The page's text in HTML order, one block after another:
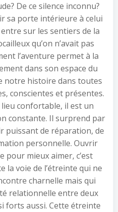
De ce silence inconnu?
sa porte intérieure à celui
sur les sentiers de la
qu’on n’avait pas
l’aventure permet à la
dans son espace du
notre histoire dans toutes
conscientes et présentes.
lieu confortable, il est un
constante. Il surprend par
puissant de réparation, de
personnelle. Ouvrir
mieux aimer, c’est
la voie de l’étreinte qui ne
charnelle mais qui
relationnelle entre deux
forts aussi. Cette étreinte